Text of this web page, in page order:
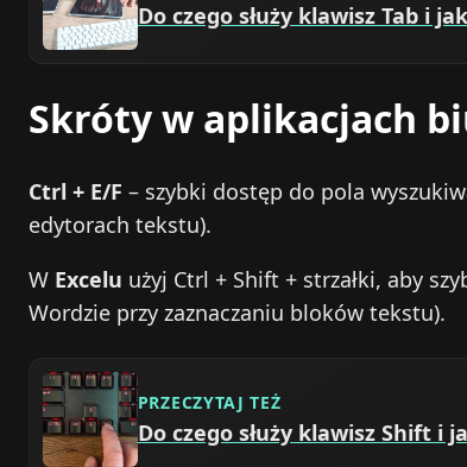
Do czego służy klawisz Tab i
Skróty w aplikacjach
Ctrl + E/F – szybki dostęp do pola
edytorach tekstu).
W Excelu użyj Ctrl + Shift + strzałki, aby
Wordzie przy zaznaczaniu bloków tekstu).
PRZECZYTAJ TEŻ
Do czego służy klawisz Shift i